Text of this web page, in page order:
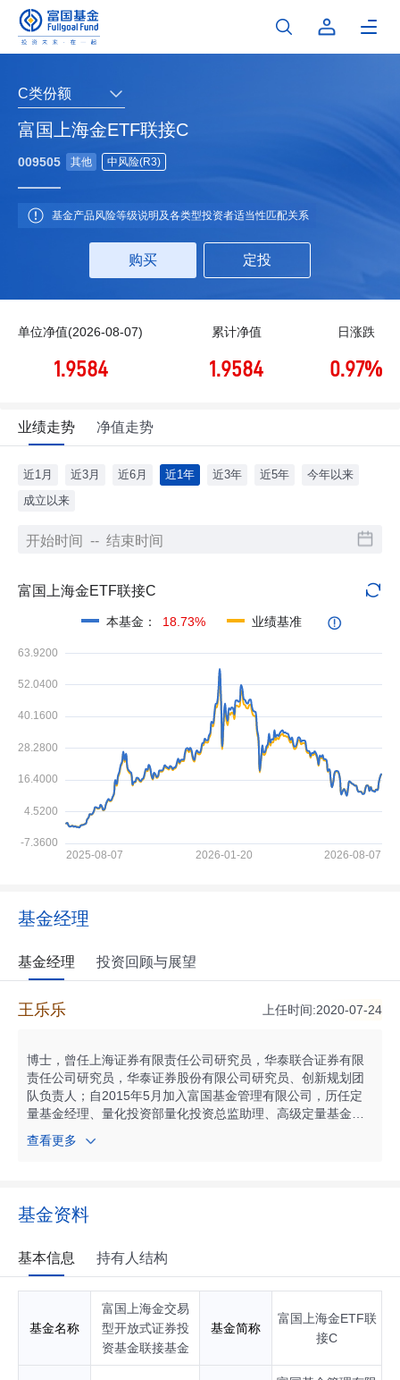
富国上海金ETF联接C
C类份额
009505 其他 中风险(R3)
基金产品风险等级说明及各类型投资者适当性匹配关系
购买 定投
单位净值(2026-08-07)
1.9584
累计净值
1.9584
日涨跌
0.97%
业绩走势 净值走势
近1月 近3月 近6月 近1年 近3年 近5年
今年以来
成立以来
富国上海金ETF联接C
本基金 ： 18.73% 业绩基准
基金经理
基金经理 投资回顾与展望
王乐乐 上任时间:2020-07-24
博士，曾任上海证券有限责任公司研究员，华泰联合证券有限
责任公司研究员，华泰证券股份有限公司研究员、创新规划团
队负责人；自2015年5月加入富国基金管理有限公司，历任定
量基金经理、量化投资部量化投资总监助理、高级定量基金经
理、量化投资部ETF投资总监；现任富国基金指数投资部总经
理，兼任富国基金高级定量基金经理。自2019年07月起任富国
基金经理；自2019年11月起任富国中证科技50策略交易型开放
式指数证券投资基金基金经理；自2020年02月起任富国中证科
自2020年03月起任富国中证医药50交易型开放式指数证券投资
基金基金经理；自2020年03月起任富国中证消费50交易型开放
式指数证券投资基金联接基金基金经理；自2020年07月起任富
国上海金交易型开放式证券投资基金基金经理；自2020年07月
起任富国上海金交易型开放式证券投资基金联接基金基金经
理；自2022年07月起任富国中证上海环交所碳中和交易型开放
式指数证券投资基金基金经理；自2022年11月起任富国中证A1
查看更多
基金资料
基本信息 持有人结构
基金名称
富国上海金交易
型开放式证券投
资基金联接基金
基金简称
富国上海金ETF联
接C